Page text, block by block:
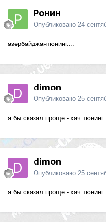
Ронин
Опубликовано 24
азербайджантюнинг....
dimon
Опубликовано 25
я бы сказал проще - хач тюнинг
dimon
Опубликовано 25
я бы сказал проще - хач тюнинг